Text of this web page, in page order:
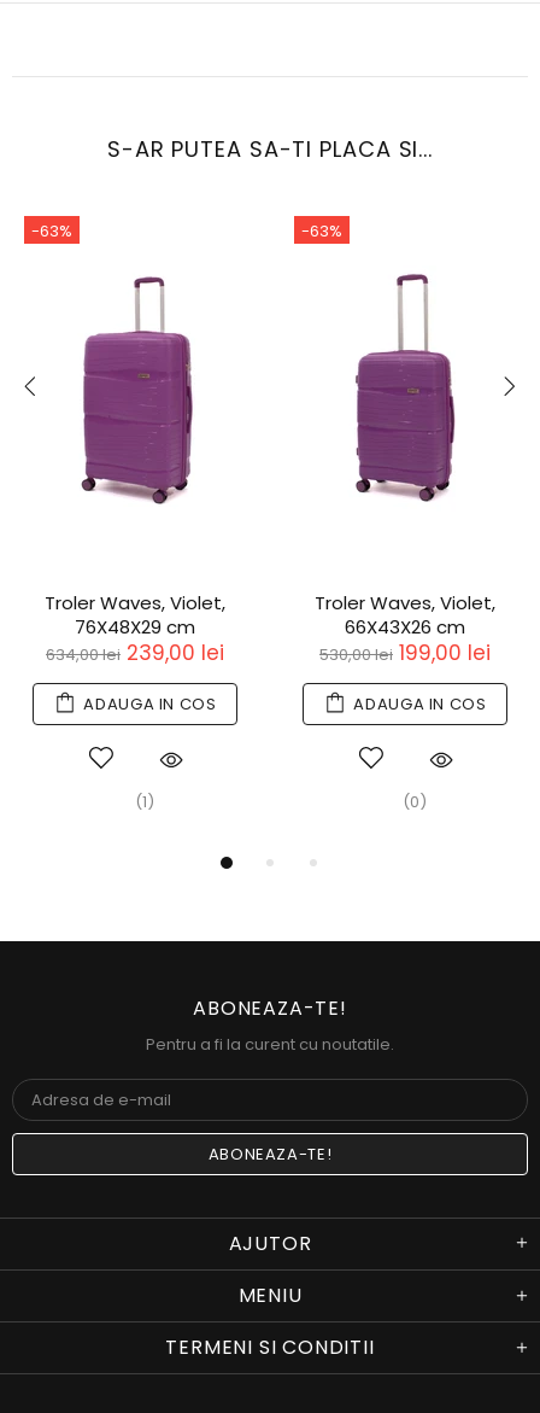
S-AR PUTEA SA-TI PLACA SI...
-63%
Troler Waves, Violet,
76X48X29 cm
634,00 lei 239,00 lei
ADAUGA IN COS
(1)
-63%
Troler Waves, Violet,
66X43X26 cm
530,00 lei 199,00 lei
ADAUGA IN COS
(0)
ABONEAZA-TE!
Pentru a fi la curent cu noutatile.
AJUTOR
MENIU
TERMENI SI CONDITII